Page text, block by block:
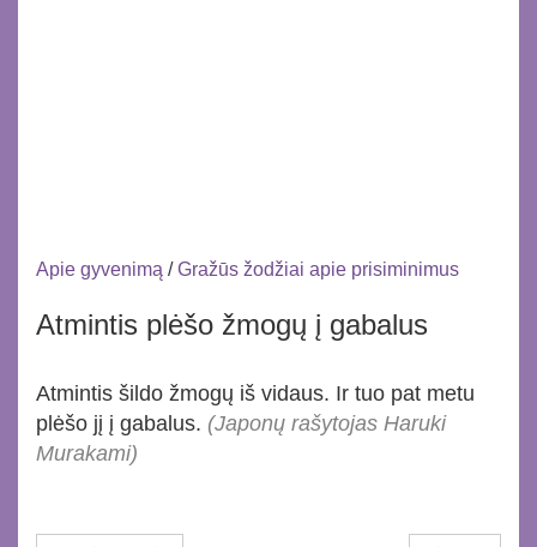
Apie gyvenimą /Gražūs žodžiai apie prisiminimus
Atmintis plėšo žmogų į gabalus
Atmintis šildo žmogų iš vidaus. Ir tuo pat metu
plėšo jį į gabalus. (Japonų rašytojas Haruki
Murakami)